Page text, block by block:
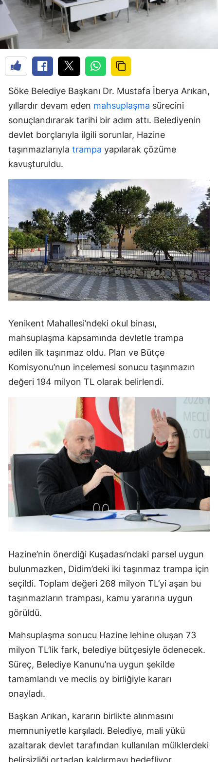
Söke Belediye Başkanı Dr. Mustafa İberya Arıkan,
yıllardır devam eden mahsuplaşma sürecini
sonuçlandırarak tarihi bir adım attı. Belediyenin
devlet borçlarıyla ilgili sorunlar, Hazine
taşınmazlarıyla trampa yapılarak çözüme
kavuşturuldu.
Yenikent Mahallesi’ndeki okul binası,
mahsuplaşma kapsamında devletle trampa
edilen ilk taşınmaz oldu. Plan ve Bütçe
Komisyonu’nun incelemesi sonucu taşınmazın
değeri 194 milyon TL olarak belirlendi.
Hazine’nin önerdiği Kuşadası’ndaki parsel uygun
bulunmazken, Didim’deki iki taşınmaz trampa için
seçildi. Toplam değeri 268 milyon TL’yi aşan bu
taşınmazların trampası, kamu yararına uygun
görüldü.
Mahsuplaşma sonucu Hazine lehine oluşan 73
milyon TL’lik fark, belediye bütçesiyle ödenecek.
Süreç, Belediye Kanunu’na uygun şekilde
tamamlandı ve meclis oy birliğiyle kararı
onayladı.
Başkan Arıkan, kararın birlikte alınmasını
memnuniyetle karşıladı. Belediye, mali yükü
azaltarak devlet tarafından kullanılan mülklerdeki
belirsizliği ortadan kaldırmayı hedefliyor.